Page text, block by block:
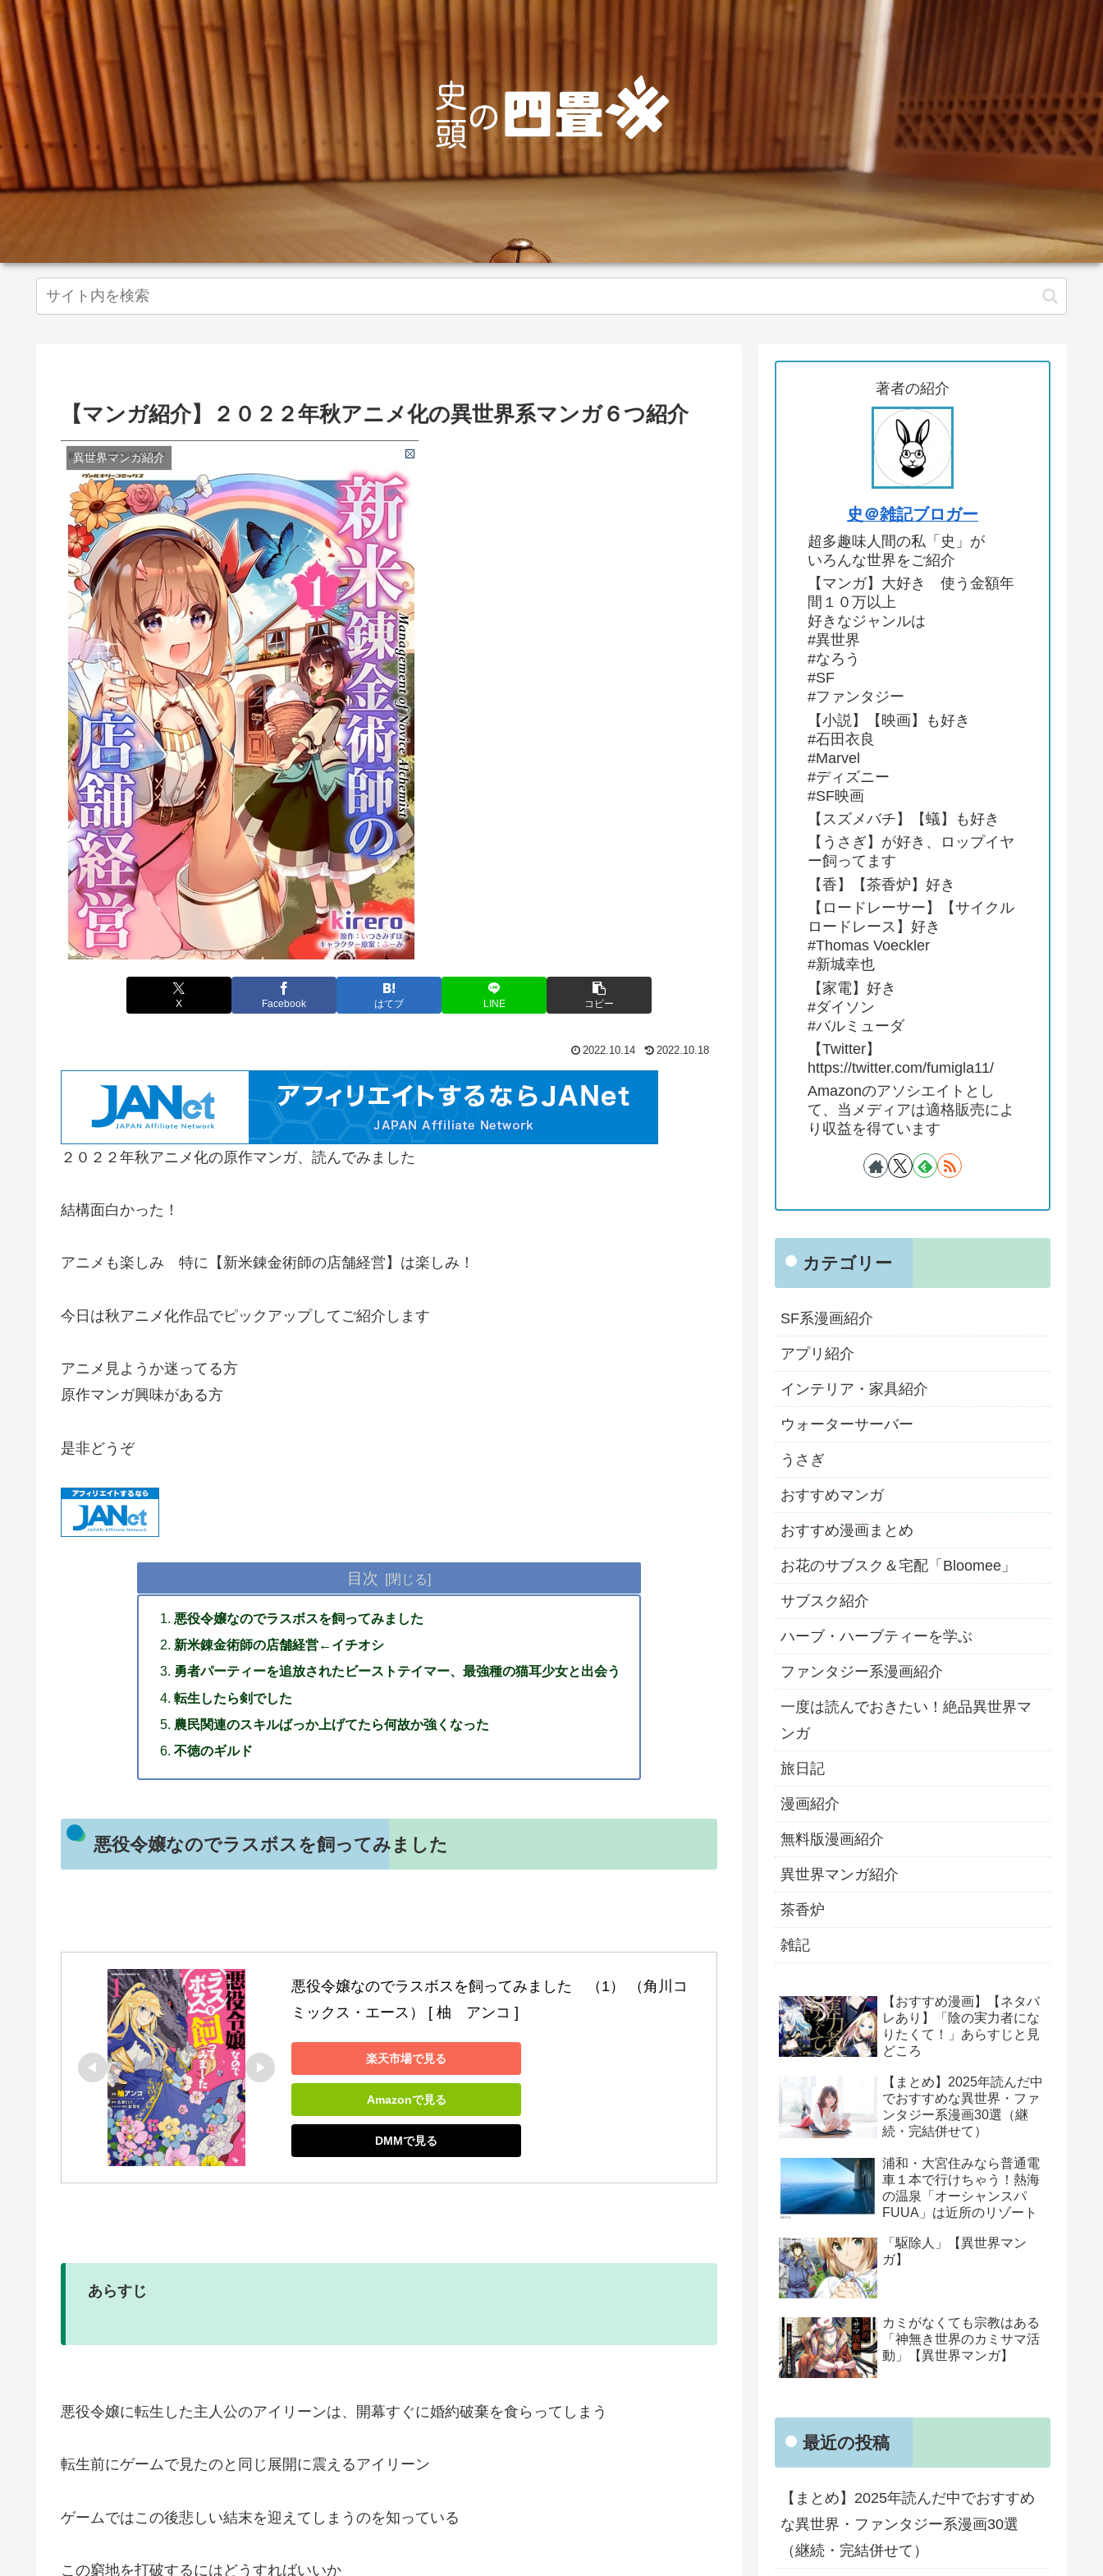
【マンガ紹介】２０２２年秋アニメ化の異世界系マンガ６つ紹介
異世界マンガ紹介
X Facebook はてブ LINE コピー
2022.10.14 2022.10.18
２０２２年秋アニメ化の原作マンガ、読んでみました
結構面白かった！
アニメも楽しみ 特に【新米錬金術師の店舗経営】は楽しみ！
今日は秋アニメ化作品でピックアップしてご紹介します
アニメ見ようか迷ってる方
原作マンガ興味がある方
是非どうぞ
目次
​​悪役令嬢なのでラスボスを飼ってみました
新米錬金術師の店舗経営←イチオシ
勇者パーティーを追放されたビーストテイマー、最強種の猫耳少女と出会う
転生したら剣でした
農民関連のスキルばっか上げてたら何故か強くなった
不徳のギルド
​​悪役令嬢なのでラスボスを飼ってみました
悪役令嬢なのでラスボスを飼ってみました　（1） （角川コ
ミックス・エース） [ 柚　アンコ ]
楽天市場で見る
Amazonで見る
DMMで見る
あらすじ
悪役令嬢に転生した主人公のアイリーンは、開幕すぐに婚約破棄を食らってしまう
転生前にゲームで見たのと同じ展開に震えるアイリーン
ゲームではこの後悲しい結末を迎えてしまうのを知っている
この窮地を打破するにはどうすればいいか
著者の紹介
史＠雑記ブロガー
超多趣味人間の私「史」が
いろんな世界をご紹介
【マンガ】大好き 使う金額年
間１０万以上
好きなジャンルは
#異世界
#なろう
#SF
#ファンタジー
【小説】【映画】も好き
#石田衣良
#Marvel
#ディズニー
#SF映画
【スズメバチ】【蟻】も好き
【うさぎ】が好き、ロップイヤ
ー飼ってます
【香】【茶香炉】好き
【ロードレーサー】【サイクル
ロードレース】好き
#Thomas Voeckler
#新城幸也
【家電】好き
#ダイソン
#バルミューダ
【Twitter】
https://twitter.com/fumigla11/
Amazonのアソシエイトとし
て、当メディアは適格販売によ
り収益を得ています
カテゴリー
SF系漫画紹介
アプリ紹介
インテリア・家具紹介
ウォーターサーバー
うさぎ
おすすめマンガ
おすすめ漫画まとめ
お花のサブスク＆宅配「Bloomee」
サブスク紹介
ハーブ・ハーブティーを学ぶ
ファンタジー系漫画紹介
一度は読んでおきたい！絶品異世界マ
ンガ
旅日記
漫画紹介
無料版漫画紹介
異世界マンガ紹介
茶香炉
雑記
【おすすめ漫画】【ネタバ
レあり】「陰の実力者にな
りたくて！」あらすじと見
どころ
【まとめ】2025年読んだ中
でおすすめな異世界・ファ
ンタジー系漫画30選（継
続・完結併せて）
浦和・大宮住みなら普通電
車１本で行けちゃう！熱海
の温泉「オーシャンスパ
FUUA」は近所のリゾート
「駆除人」【異世界マン
ガ】
カミがなくても宗教はある
「神無き世界のカミサマ活
動」【異世界マンガ】
最近の投稿
【まとめ】2025年読んだ中でおすすめ
な異世界・ファンタジー系漫画30選
（継続・完結併せて）